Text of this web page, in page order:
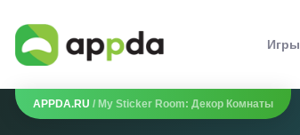
Игры
APPDA.RU / My Sticker Room: Декор Комнаты